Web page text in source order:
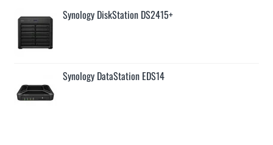
Synology DiskStation DS2415+
Synology DataStation EDS14